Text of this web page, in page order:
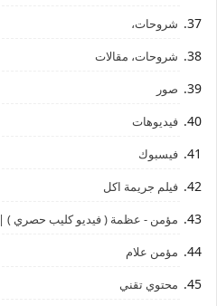
شروحات،
شروحات، مقالات
صور
فيديوهات
فيسبوك
فيلم جريمة اكل
مؤمن - عظمة ( فيديو كليب حصري ) | 2021 | Music video 4k
مؤمن علام
محتوي تقني